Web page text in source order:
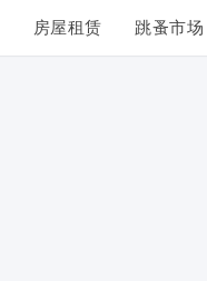
房屋租赁 跳蚤市场